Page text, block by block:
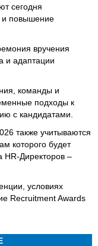
сегодня
и повышение
вручения
и адаптации
команды и
подходы к
с кандидатами.
также учитываются
которого будет
Директоров –
условиях
Recruitment Awards